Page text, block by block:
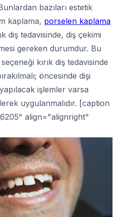
bazıları estetik
kaplama, porselen kaplama
diş tedavisinde, diş çekimi
gereken durumdur. Bu
kırık diş tedavisinde
öncesinde dişi
işlemler varsa
uygulanmalıdır. [caption
align="alignright"